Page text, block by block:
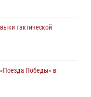
тактической
«Поезда Победы» в